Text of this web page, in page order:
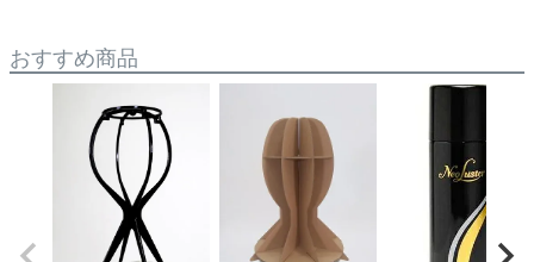
おすすめ商品